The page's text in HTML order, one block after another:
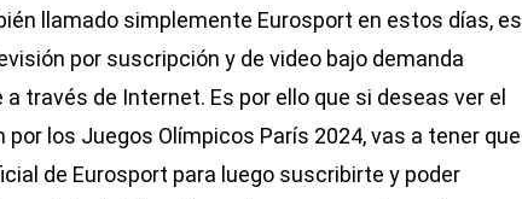
llamado simplemente Eurosport en estos días, es
por suscripción y de video bajo demanda
través de Internet. Es por ello que si deseas ver el
por los Juegos Olímpicos París 2024, vas a tener que
de Eurosport para luego suscribirte y poder